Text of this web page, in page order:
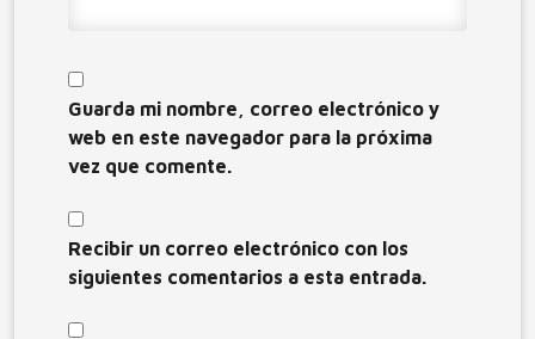
Guarda mi nombre, correo electrónico y
web en este navegador para la próxima
vez que comente.
Recibir un correo electrónico con los
siguientes comentarios a esta entrada.